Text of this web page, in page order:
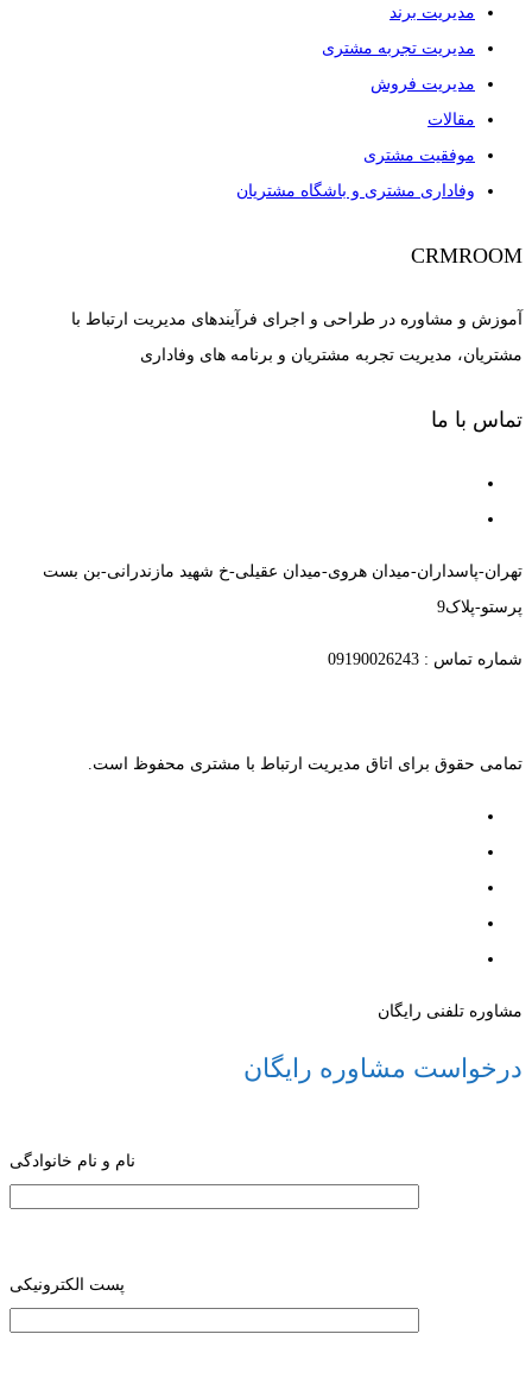
مدیریت برند
مدیریت تجربه مشتری
مدیریت فروش
مقالات
موفقیت مشتری
وفاداری مشتری و باشگاه مشتریان
CRMROOM
آموزش و مشاوره در طراحی و اجرای فرآیندهای مدیریت ارتباط با
مشتریان، مدیریت تجربه مشتریان و برنامه های وفاداری
تماس با ما
تهران-پاسداران-میدان هروی-میدان عقیلی-خ شهید مازندرانی-بن بست
پرستو-پلاک9
شماره تماس : 09190026243
تمامی حقوق برای اتاق مدیریت ارتباط با مشتری محفوظ است.
مشاوره تلفنی رایگان
درخواست مشاوره رایگان
نام و نام خانوادگی
پست الکترونیکی